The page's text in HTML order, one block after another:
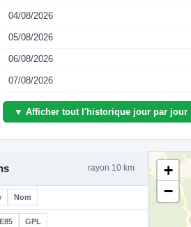
04/08/2026
05/08/2026
06/08/2026
07/08/2026
▼ Afficher tout l'historique jour par jour
rayon 10 km
Nom
E85 GPL
+
−